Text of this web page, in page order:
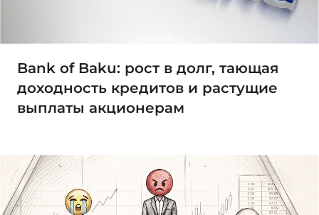
Bank of Baku: рост в долг, тающая
доходность кредитов и растущие
выплаты акционерам